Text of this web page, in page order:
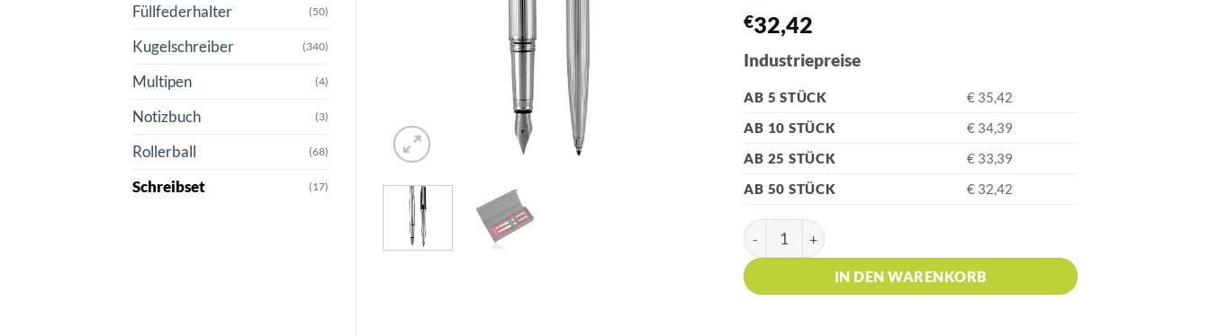
Füllfederhalter (50)
Kugelschreiber (340)
Multipen (4)
Notizbuch (3)
Rollerball (68)
Schreibset (17)
€32,42
Industriepreise
AB 5 STÜCK
€ 35,42
AB 10 STÜCK
€ 34,39
AB 25 STÜCK
€ 33,39
AB 50 STÜCK
€ 32,42
PIERRE CARDIN CHRISTOPHE Schwarz-Chrome Kugelschreiber und
IN DEN WARENKORB